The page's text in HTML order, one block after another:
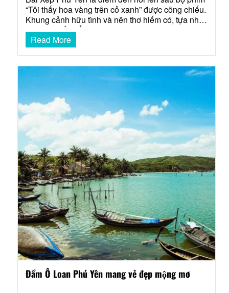
“Tôi thấy hoa vàng trên cỏ xanh” được công chiếu.
Khung cảnh hữu tình và nên thơ hiếm có, tựa như
lạc vào chốn cổ tích mộng mơ và xinh đẹp. Cùng
Saco Travel tìm hiểu về tọa độ check-in này bạn
nhé!…
Read More
Đầm Ô Loan Phú Yên mang vẻ đẹp mộng mơ